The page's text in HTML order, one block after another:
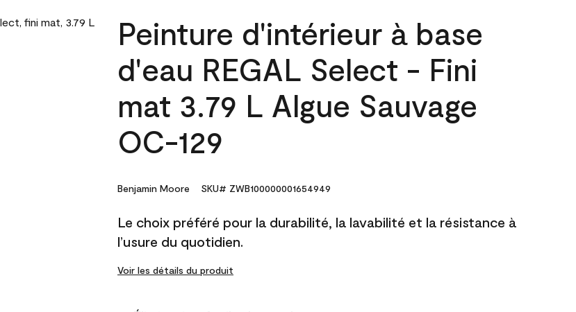
Peinture d'intérieur à base
d'eau REGAL Select - Fini
mat 3.79 L Algue Sauvage
OC-129
Benjamin Moore SKU# ZWB100000001654949
Le choix préféré pour la durabilité, la lavabilité et la résistance à
l’usure du quotidien.
Voir les détails du produit